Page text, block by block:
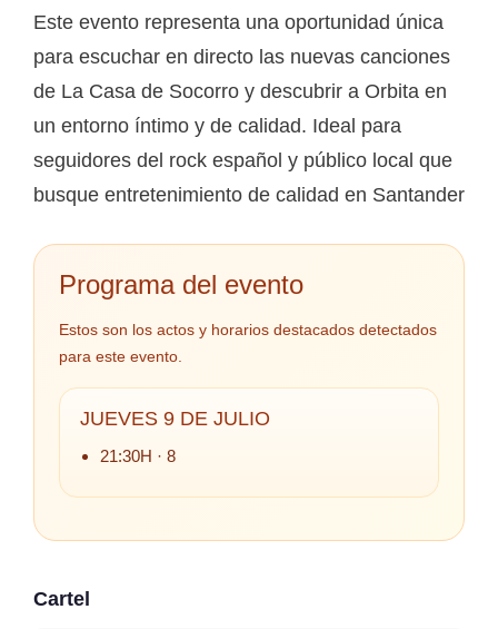
Este evento representa una oportunidad única
para escuchar en directo las nuevas canciones
de La Casa de Socorro y descubrir a Orbita en
un entorno íntimo y de calidad. Ideal para
seguidores del rock español y público local que
busque entretenimiento de calidad en Santander
Programa del evento
Estos son los actos y horarios destacados detectados
para este evento.
JUEVES 9 DE JULIO
21:30H · 8
Cartel